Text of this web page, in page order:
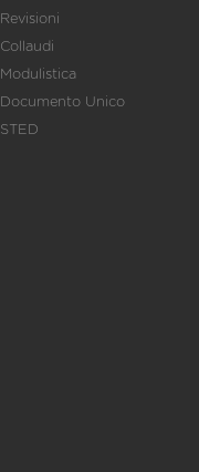
Revisioni
Collaudi
Modulistica
Documento Unico
STED